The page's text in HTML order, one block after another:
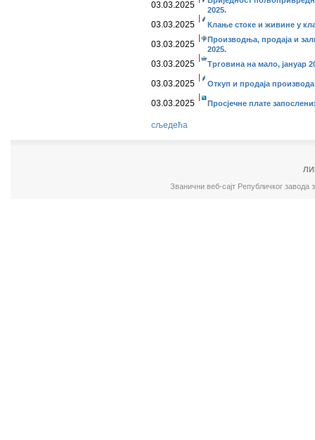
03.03.2025
2025.
03.03.2025 Клање стоке и живине у
03.03.2025
Производња, продаја и
2025.
03.03.2025 Трговина на мало, јануар
03.03.2025 Откуп и продаја
03.03.2025 Просјечне плате
сљедећа
Званични веб-сајт Републичког